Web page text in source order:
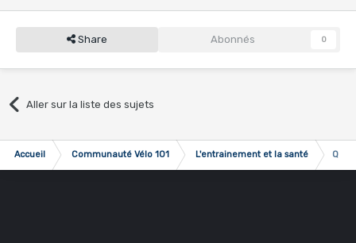
Share Abonnés 0
Aller sur la liste des sujets
Accueil Communauté Vélo 101 L'entrainement et la santé